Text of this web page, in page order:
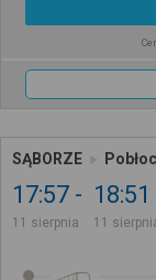
SĄBORZE
17:57
11 sierpnia
18:51
11